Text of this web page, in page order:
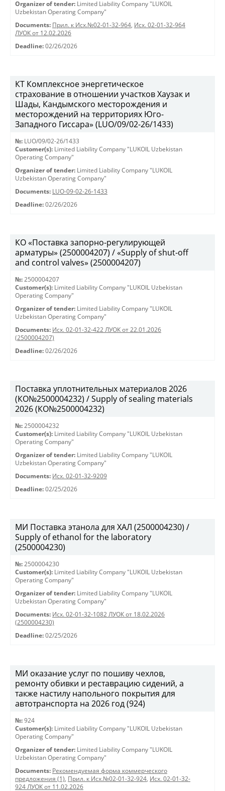
Organizer of tender: Limited Liability Company "LUKOIL
Uzbekistan Operating Company"
Documents: Прил. к Исх.№02-01-32-964, Исх. 02-01-32-964
ЛУОК от 12.02.2026
Deadline: 02/26/2026
КТ Комплексное энергетическое
страхование в отношении участков Хаузак и
Шады, Кандымского месторождения и
месторождений на территориях Юго-
Западного Гиссара» (LUO/09/02-26/1433)
№: LUO/09/02-26/1433
Customer(s): Limited Liability Company "LUKOIL Uzbekistan
Operating Company"
Organizer of tender: Limited Liability Company "LUKOIL
Uzbekistan Operating Company"
Documents: LUO-09-02-26-1433
Deadline: 02/26/2026
КО «Поставка запорно-регулирующей
арматуры» (2500004207) / «Supply of shut-off
and control valves» (2500004207)
№: 2500004207
Customer(s): Limited Liability Company "LUKOIL Uzbekistan
Operating Company"
Organizer of tender: Limited Liability Company "LUKOIL
Uzbekistan Operating Company"
Documents: Исх. 02-01-32-422 ЛУОК от 22.01.2026
(2500004207)
Deadline: 02/26/2026
Поставка уплотнительных материалов 2026
(КО№2500004232) / Supply of sealing materials
2026 (КО№2500004232)
№: 2500004232
Customer(s): Limited Liability Company "LUKOIL Uzbekistan
Operating Company"
Organizer of tender: Limited Liability Company "LUKOIL
Uzbekistan Operating Company"
Documents: Исх. 02-01-32-9209
Deadline: 02/25/2026
МИ Поставка этанола для ХАЛ (2500004230) /
Supply of ethanol for the laboratory
(2500004230)
№: 2500004230
Customer(s): Limited Liability Company "LUKOIL Uzbekistan
Operating Company"
Organizer of tender: Limited Liability Company "LUKOIL
Uzbekistan Operating Company"
Documents: Исх. 02-01-32-1082 ЛУОК от 18.02.2026
(2500004230)
Deadline: 02/25/2026
МИ оказание услуг по пошиву чехлов,
ремонту обивки и реставрацию сидений, а
также настилу напольного покрытия для
автотранспорта на 2026 год (924)
№: 924
Customer(s): Limited Liability Company "LUKOIL Uzbekistan
Operating Company"
Organizer of tender: Limited Liability Company "LUKOIL
Uzbekistan Operating Company"
Documents: Рекомендуемая форма коммерческого
предложения (1), Прил. к Исх.№02-01-32-924, Исх. 02-01-32-
924 ЛУОК от 11.02.2026